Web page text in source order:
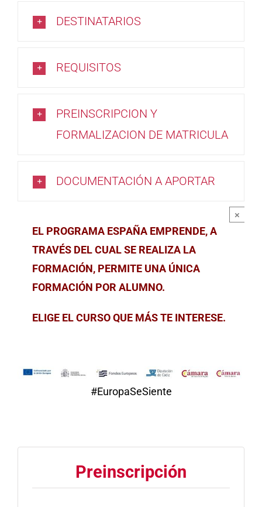
DESTINATARIOS
REQUISITOS
PREINSCRIPCION Y
FORMALIZACION DE MATRICULA
DOCUMENTACIÓN A APORTAR
EL PROGRAMA ESPAÑA EMPRENDE, A
TRAVÉS DEL CUAL SE REALIZA LA
FORMACIÓN, PERMITE UNA ÚNICA
FORMACIÓN POR ALUMNO.
ELIGE EL CURSO QUE MÁS TE INTERESE.
×
#EuropaSeSiente
Preinscripción